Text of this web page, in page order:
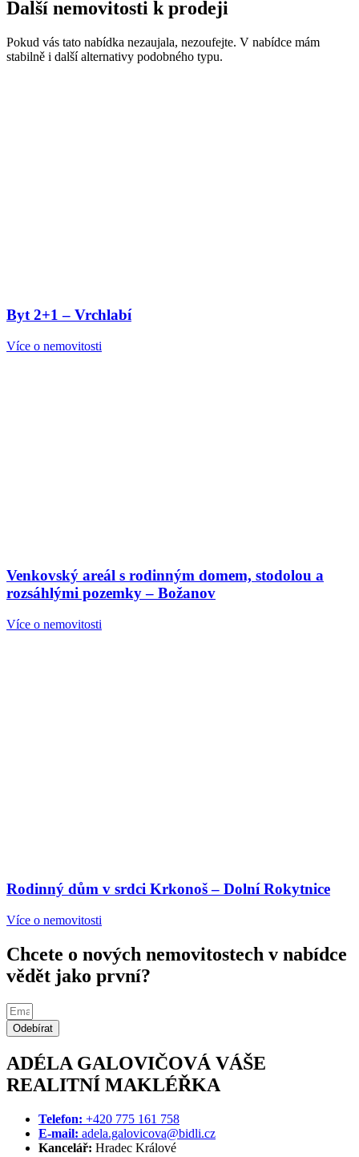
Další nemovitosti k prodeji
Pokud vás tato nabídka nezaujala, nezoufejte. V nabídce mám
stabilně i další alternativy podobného typu.
Byt 2+1 – Vrchlabí
Více o nemovitosti
Venkovský areál s rodinným domem, stodolou a
rozsáhlými pozemky – Božanov
Více o nemovitosti
Rodinný dům v srdci Krkonoš – Dolní Rokytnice
Více o nemovitosti
Chcete o nových nemovitostech v nabídce
vědět jako první?
Odebírat
ADÉLA GALOVIČOVÁ VÁŠE
REALITNÍ MAKLÉŘKA
Telefon: +420 775 161 758
E-mail: adela.galovicova@bidli.cz
Kancelář: Hradec Králové